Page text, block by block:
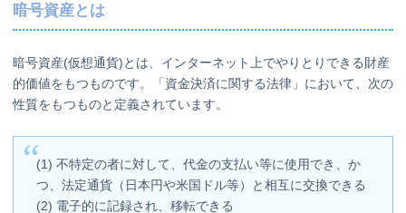
暗号資産とは
暗号資産(仮想通貨)とは、インターネット上でやりとりできる財産
的価値をもつものです。「資金決済に関する法律」において、次の
性質をもつものと定義されています。
(1) 不特定の者に対して、代金の支払い等に使用でき、か
つ、法定通貨（日本円や米国ドル等）と相互に交換できる
(2) 電子的に記録され、移転できる